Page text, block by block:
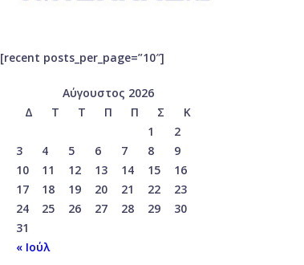
[recent posts_per_page=”10″]
Αύγουστος 2026
Δ
Τ Τ Π Π Σ
Κ
1
2
3
4 5 6 7 8
9
10
11 12 13 14 15
16
17
18 19 20 21 22
23
24
25 26 27 28 29
30
31
« Ιούλ